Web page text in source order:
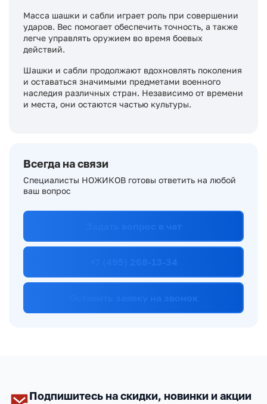
Масса шашки и сабли играет роль при совершении
ударов. Вес помогает обеспечить точность, а также
легче управлять оружием во время боевых
действий.
Шашки и сабли продолжают вдохновлять поколения
и оставаться значимыми предметами военного
наследия различных стран. Независимо от времени
и места, они остаются частью культуры.
Всегда на связи
Специалисты НОЖИКОВ готовы ответить на любой
ваш вопрос
Подпишитесь на скидки, новинки и акции